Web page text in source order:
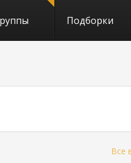
Подборки
Все